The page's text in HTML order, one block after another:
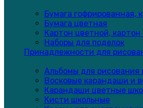
Бумага гофрированная,
Бумага цветная
Картон цветной, картон
Наборы для поделок
Принадлежности для
Альбомы для рисования
Восковые карандаши и
Карандаши цветные
Кисти школьные